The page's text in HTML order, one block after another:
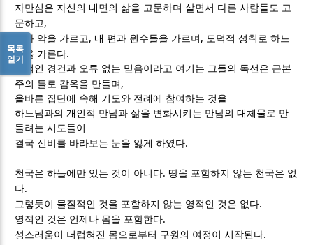
자만심은 자신의 내면의 삶을 고문하며 살면서 다른 사람들도 고
문하고 ,
선과 악을 가르고 , 내 편과 원수들을 가르며 , 도덕적 성취로 하느
님을 가른다.
사적인 경건과 오류 없는 믿음이라고 여기는 그들의 독선은 근본
주의 틀로 감옥을 만들며 ,
올바른 집단에 속해 기도와 전례에 참여하는 것을
하느님과의 개인적 만남과 삶을 변화시키는 만남의 대체물로 만
들려는 시도들이
결국 신비를 바라보는 눈을 잃게 하였다.
천국은 하늘에만 있는 것이 아니다. 땅을 포함하지 않는 천국은 없
다.
그렇듯이 물질적인 것을 포함하지 않는 영적인 것은 없다.
영적인 것은 언제나 몸을 포함한다.
성스러움이 더럽혀진 몸으로부터 구원의 여정이 시작된다.
목록
열기